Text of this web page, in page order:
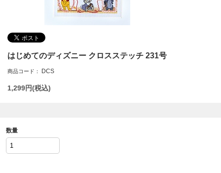
はじめてのディズニー クロスステッチ 231号
商品コード： DCS
1,299円(税込)
数量